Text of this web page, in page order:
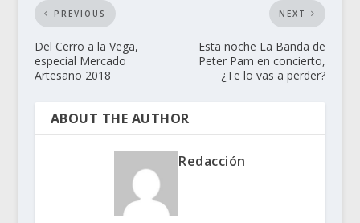
PREVIOUS
Del Cerro a la Vega,
especial Mercado
Artesano 2018
NEXT
Esta noche La Banda de
Peter Pam en concierto,
¿Te lo vas a perder?
ABOUT THE AUTHOR
Redacción